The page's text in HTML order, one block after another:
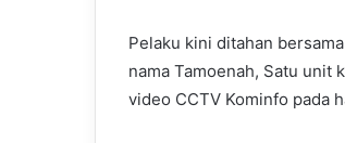
Pelaku kini ditahan
nama Tamoenah, Satu unit
video CCTV Kominfo pada